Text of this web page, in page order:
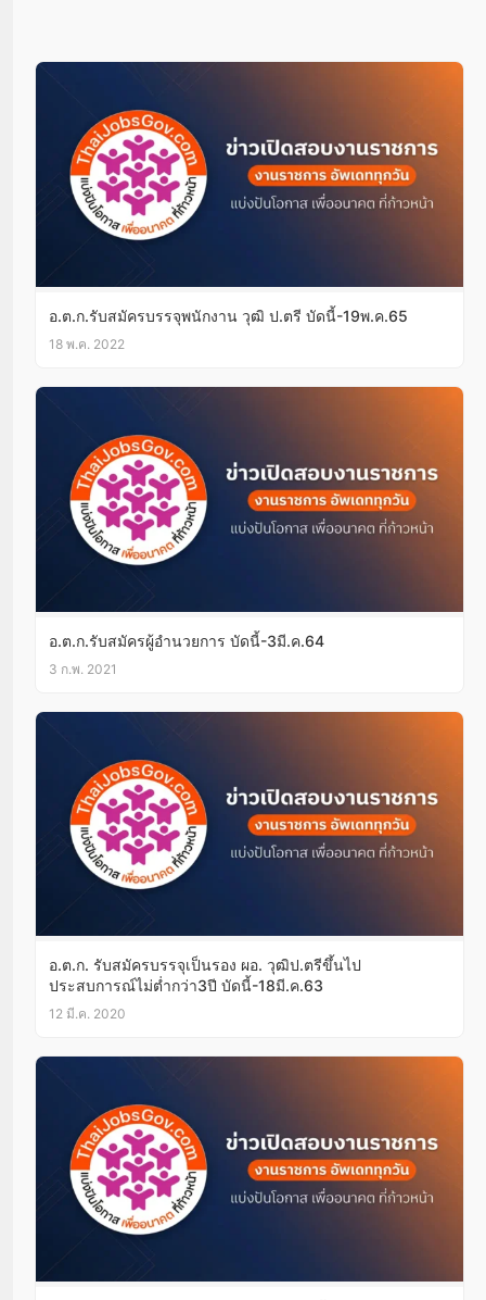
อ.ต.ก.รับสมัครบรรจุพนักงาน วุฒิ ป.ตรี บัดนี้-19พ.ค.65
18 พ.ค. 2022
อ.ต.ก.รับสมัครผู้อำนวยการ บัดนี้-3มี.ค.64
3 ก.พ. 2021
อ.ต.ก. รับสมัครบรรจุเป็นรอง ผอ. วุฒิป.ตรีขึ้นไป
ประสบการณ์ไม่ต่ำกว่า3ปี บัดนี้-18มี.ค.63
12 มี.ค. 2020